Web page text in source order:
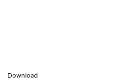
Download